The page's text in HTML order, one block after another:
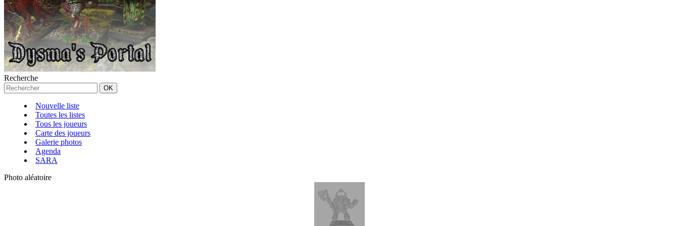
Recherche
Nouvelle liste
Toutes les listes
Tous les joueurs
Carte des joueurs
Galerie photos
Agenda
SARA
Photo aléatoire